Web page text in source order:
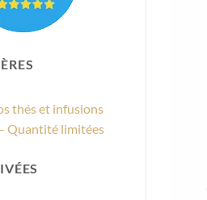
thés et infusions
Quantité limitées